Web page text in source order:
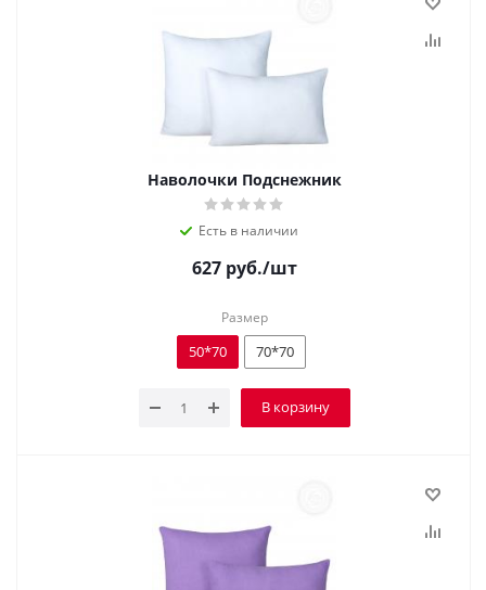
Наволочки Подснежник
Есть в наличии
627руб./шт
Размер
50*70 70*70
В корзину